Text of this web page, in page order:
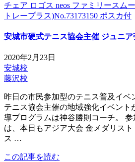
チェア ロゴス neos ファミリースム
トレープラス)No.73173150 ポスカ付
安城市硬式テニス協会主催 ジュニア
2020年2月23日
安城校
藤沢校
昨日の市民参加型のテニス普及イベ
テニス協会主催の地域強化イベント
導プログラムは神谷勝則コーチ。
は、本日もアジア大会 金メダリス
ス …
この記事を読む